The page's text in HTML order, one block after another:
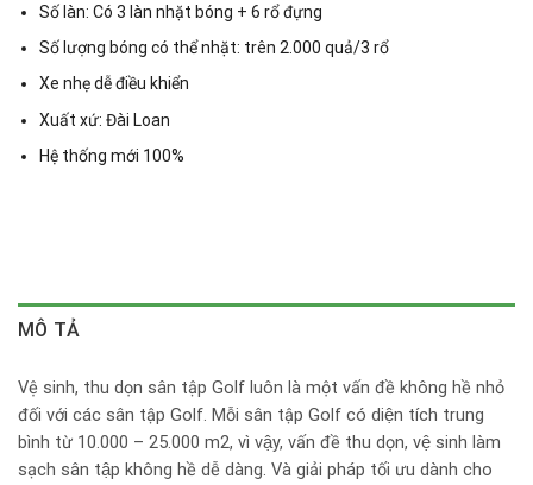
Số làn: Có 3 làn nhặt bóng + 6 rổ đựng
Số lượng bóng có thể nhặt: trên 2.000 quả/3 rổ
Xe nhẹ dễ điều khiển
Xuất xứ: Đài Loan
Hệ thống mới 100%
MÔ TẢ
Vệ sinh, thu dọn sân tập Golf luôn là một vấn đề không hề nhỏ
đối với các sân tập Golf. Mỗi sân tập Golf có diện tích trung
bình từ 10.000 – 25.000 m2, vì vậy, vấn đề thu dọn, vệ sinh làm
sạch sân tập không hề dễ dàng. Và giải pháp tối ưu dành cho